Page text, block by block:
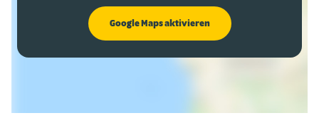
Google Maps aktivieren